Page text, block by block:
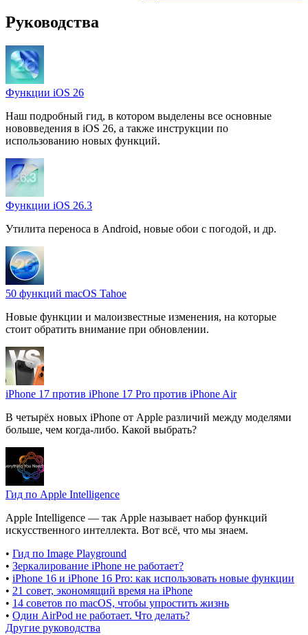
Руководства
Функции iOS 26
Наш подробный гид, в котором выделены все основные
нововведения в iOS 26, а также инструкции по
использованию новых функций.
Функции iOS 26.3
Утилита переноса в Android, новые обои с погодой, и др.
50 функций macOS Tahoe
Новые функции и малоизвестные изменения, на которые
стоит обратить внимание при обновлении.
iPhone 17 против iPhone 17 Pro против iPhone Air
В четырёх новых iPhone от Apple различий между моделями
больше, чем когда-либо. Какой выбрать?
Гид по Apple Intelligence
Apple Intelligence — так Apple называет набор функций
искусственного интеллекта. Вот всё, что мы знаем.
• Гид по Image Playground
• Зеркалирование iPhone не работает?
• iPhone 16 и iPhone 16 Pro: как использовать новые функции
• 21 совет, экономящий время на iPhone
• 14 советов по macOS, чтобы упростить жизнь
• Один AirPod не работает. Что делать?
Другие руководства